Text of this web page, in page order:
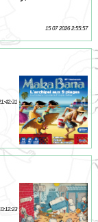
15 07 2026 2:55:57